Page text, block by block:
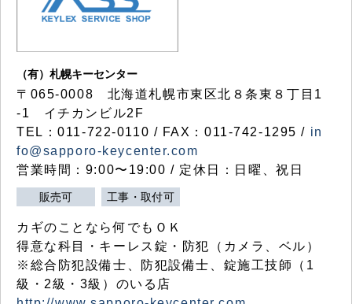
（有）札幌キーセンター
〒065-0008 北海道札幌市東区北８条東８丁目1
-1 イチカンビル2F
TEL：011-722-0110 / FAX：011-742-1295 / in
fo@sapporo-keycenter.com
営業時間：9:00〜19:00 / 定休日：日曜、祝日
販売可 工事・取付可
カギのことなら何でもＯＫ
得意な科目・キーレス錠・防犯（カメラ、ベル）
※総合防犯設備士、防犯設備士、錠施工技師（1
級・2級・3級）のいる店